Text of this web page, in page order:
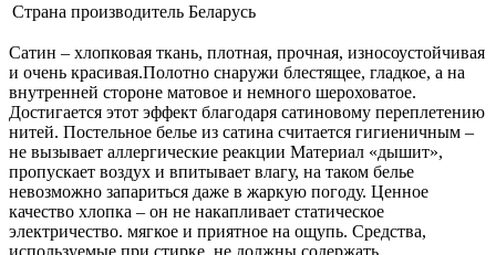
Страна производитель Беларусь
Сатин – хлопковая ткань, плотная, прочная, износоустойчивая
и очень красивая.Полотно снаружи блестящее, гладкое, а на
внутренней стороне матовое и немного шероховатое.
Достигается этот эффект благодаря сатиновому переплетению
нитей. Постельное белье из сатина считается гигиеничным –
не вызывает аллергические реакции Материал «дышит»,
пропускает воздух и впитывает влагу, на таком белье
невозможно запариться даже в жаркую погоду. Ценное
качество хлопка – он не накапливает статическое
электричество. мягкое и приятное на ощупь. Средства,
используемые при стирке, не должны содержать